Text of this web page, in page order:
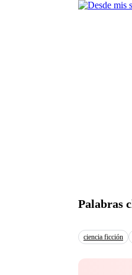
Palabras
ciencia ficción